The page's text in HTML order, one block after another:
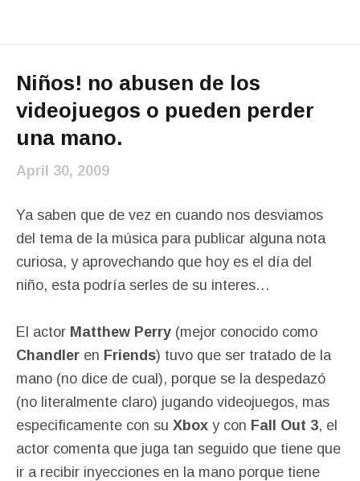
Niños! no abusen de los
videojuegos o pueden perder
una mano.
April 30, 2009
Ya saben que de vez en cuando nos desviamos
del tema de la música para publicar alguna nota
curiosa, y aprovechando que hoy es el día del
niño, esta podría serles de su interes…
El actor Matthew Perry (mejor conocido como
Chandler en Friends) tuvo que ser tratado de la
mano (no dice de cual), porque se la despedazó
(no literalmente claro) jugando videojuegos, mas
especificamente con su Xbox y con Fall Out 3, el
actor comenta que juga tan seguido que tiene que
ir a recibir inyecciones en la mano porque tiene